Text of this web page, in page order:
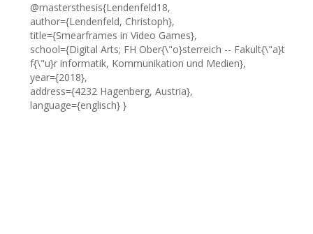
@mastersthesis{Lendenfeld18,
author={Lendenfeld, Christoph},
title={Smearframes in Video Games},
school={Digital Arts; FH Ober{\"o}sterreich -- Fakult{\"a}t
f{\"u}r informatik, Kommunikation und Medien},
year={2018},
address={4232 Hagenberg, Austria},
language={englisch} }